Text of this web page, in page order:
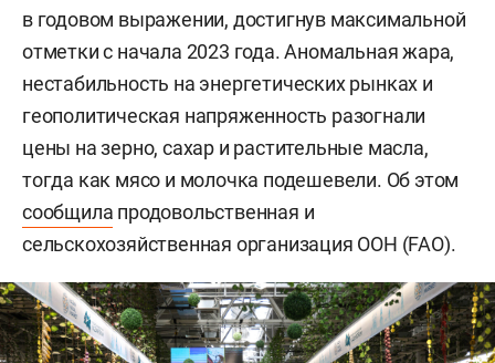
в годовом выражении, достигнув максимальной
отметки с начала 2023 года. Аномальная жара,
нестабильность на энергетических рынках и
геополитическая напряженность разогнали
цены на зерно, сахар и растительные масла,
тогда как мясо и молочка подешевели. Об этом
сообщила продовольственная и
сельскохозяйственная организация ООН (FAO).